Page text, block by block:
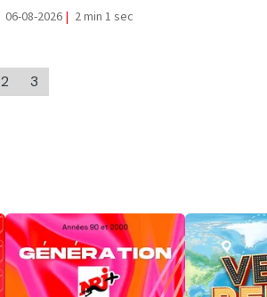
06-08-2026 | 2 min 1 sec
2 3